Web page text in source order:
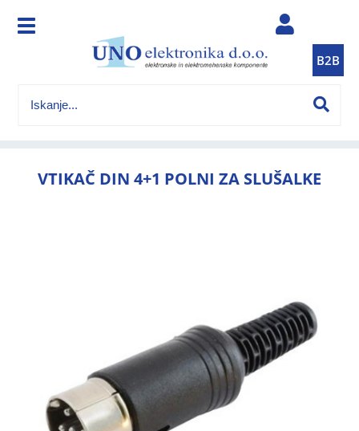
B2B
VTIKAČ DIN 4+1 POLNI ZA SLUŠALKE